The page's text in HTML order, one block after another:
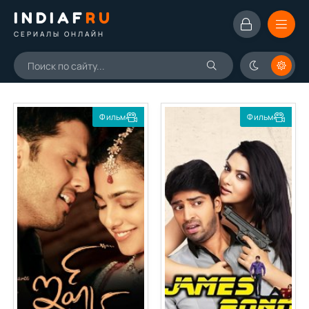
INDIAFRU
СЕРИАЛЫ ОНЛАЙН
Фильм Фильм